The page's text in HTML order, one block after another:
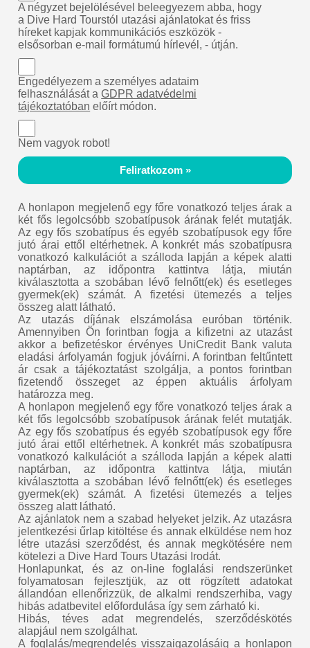
A négyzet bejelölésével beleegyezem abba, hogy
a Dive Hard Tourstól utazási ajánlatokat és friss
híreket kapjak kommunikációs eszközök -
elsősorban e-mail formátumú hírlevél, - útján.
Engedélyezem a személyes adataim
felhasználását aGDPR adatvédelmi
tájékoztatóban előírt módon.
Nem vagyok robot!
Feliratkozom »
A honlapon megjelenő egy főre vonatkozó teljes árak a
két fős legolcsóbb szobatípusok árának felét mutatják.
Az egy fős szobatípus és egyéb szobatípusok egy főre
jutó árai ettől eltérhetnek. A konkrét más szobatípusra
vonatkozó kalkulációt a szálloda lapján a képek alatti
naptárban, az időpontra kattintva látja, miután
kiválasztotta a szobában lévő felnőtt(ek) és esetleges
gyermek(ek) számát. A fizetési ütemezés a teljes
összeg alatt látható.
Az utazás díjának elszámolása euróban történik.
Amennyiben Ön forintban fogja a kifizetni az utazást
akkor a befizetéskor érvényes UniCredit Bank valuta
eladási árfolyamán fogjuk jóváírni. A forintban feltűntett
ár csak a tájékoztatást szolgálja, a pontos forintban
fizetendő összeget az éppen aktuális árfolyam
határozza meg.
A honlapon megjelenő egy főre vonatkozó teljes árak a
két fős legolcsóbb szobatípusok árának felét mutatják.
Az egy fős szobatípus és egyéb szobatípusok egy főre
jutó árai ettől eltérhetnek. A konkrét más szobatípusra
vonatkozó kalkulációt a szálloda lapján a képek alatti
naptárban, az időpontra kattintva látja, miután
kiválasztotta a szobában lévő felnőtt(ek) és esetleges
gyermek(ek) számát. A fizetési ütemezés a teljes
összeg alatt látható.
Az ajánlatok nem a szabad helyeket jelzik. Az utazásra
jelentkezési űrlap kitöltése és annak elküldése nem hoz
létre utazási szerződést, és annak megkötésére nem
kötelezi a Dive Hard Tours Utazási Irodát.
Honlapunkat, és az on-line foglalási rendszerünket
folyamatosan fejlesztjük, az ott rögzített adatokat
állandóan ellenőrizzük, de alkalmi rendszerhiba, vagy
hibás adatbevitel előfordulása így sem zárható ki.
Hibás, téves adat megrendelés, szerződéskötés
alapjául nem szolgálhat.
A foglalás/megrendelés visszaigazolásáig a honlapon